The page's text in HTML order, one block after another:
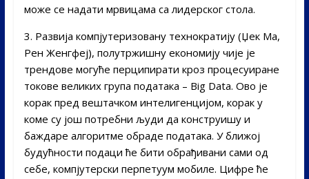
може се надати мрвицама са лидерског стола.
3. Развија компјутеризовану технократију (Џек Ма,
Рен Женгфеј), полутржишну економију чије је
трендове могуће перципирати кроз процесуиране
токове великих група података – Big Data. Ово је
корак пред вештачком интелигенцијом, корак у
коме су још потребни људи да конструишу и
баждаре алгоритме обраде података. У ближој
будућности подаци ће бити обрађивани сами од
себе, компјутерски перпетуум мобиле. Цифре ће